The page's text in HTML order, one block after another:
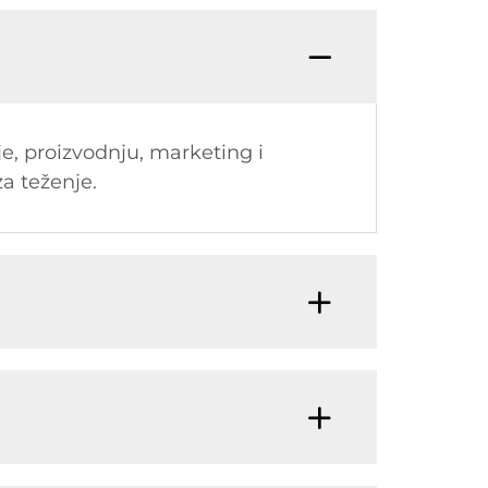
proizvodnju, marketing i
teženje.